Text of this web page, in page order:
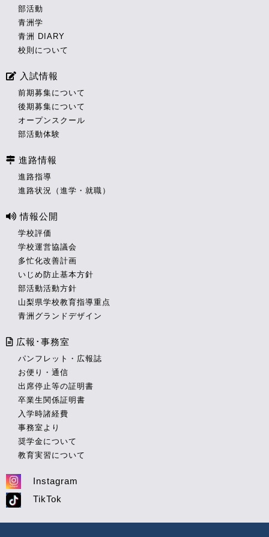
部活動
青洲学
青洲 DIARY
校則について
入試情報
前期募集について
後期募集について
オープンスクール
部活動体験
進路情報
進路指導
進路状況（進学・就職）
情報公開
学校評価
学校運営協議会
多忙化改善計画
いじめ防止基本方針
部活動活動方針
山梨県学校教育指導重点
青洲グランドデザイン
広報･事務室
パンフレット・広報誌
お便り・通信
出席停止等の証明書
卒業生関係証明書
入学時諸経費
事務室より
奨学金について
教育実習について
Instagram
TikTok